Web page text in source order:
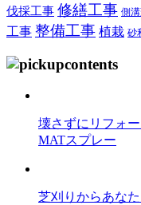
伐採工事 修繕工事 側
工事 整備工事 植栽 砂
壊さずにリフォ
MATスプレー
芝刈りからあな